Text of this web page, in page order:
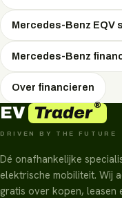
Mercedes-Benz EQV
Mercedes-Benz
Over financieren
EV Trader®
DRIVEN BY THE FUTURE
Dé onafhankelijke
elektrische mobiliteit. Wij
gratis over kopen, leasen